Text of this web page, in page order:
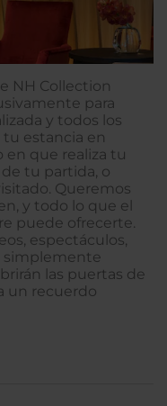
NH Collection
para
y todos los
estancia en
que realiza tu
tu partida, o
Queremos
y todo lo que el
puede ofrecerte.
espectáculos,
simplemente
las puertas de
un recuerdo